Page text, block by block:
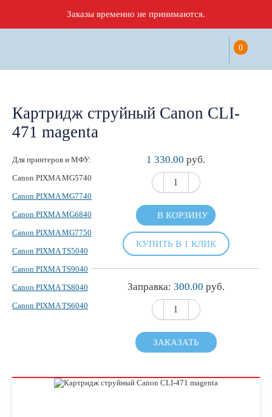
Заказы временно не принимаются.
0
Картридж струйный Canon CLI-
471 magenta
Для принтеров и МФУ:
Canon PIXMA MG5740
Canon PIXMA MG7740
Canon PIXMA MG6840
Canon PIXMA MG7750
Canon PIXMA TS5040
Canon PIXMA TS9040
Canon PIXMA TS8040
Canon PIXMA TS6040
1 330.00 руб.
В КОРЗИНУ
КУПИТЬ В 1 КЛИК
Заправка: 300.00 руб.
ЗАКАЗАТЬ